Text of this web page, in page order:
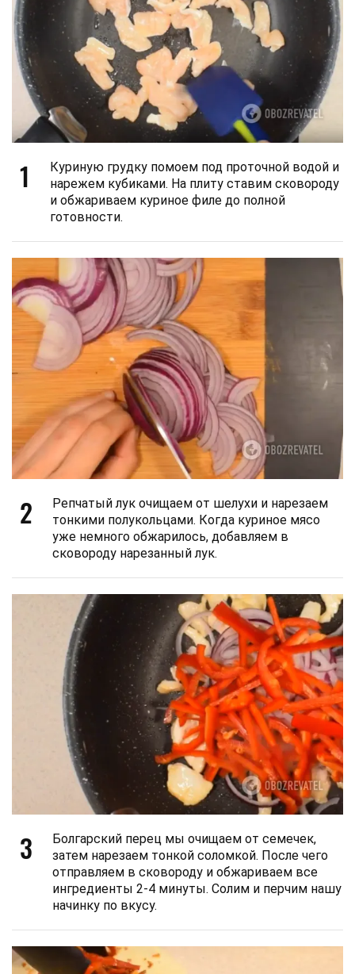
1
Куриную грудку помоем под проточной водой и
нарежем кубиками. На плиту ставим сковороду
и обжариваем куриное филе до полной
готовности.
2
Репчатый лук очищаем от шелухи и нарезаем
тонкими полукольцами. Когда куриное мясо
уже немного обжарилось, добавляем в
сковороду нарезанный лук.
3
Болгарский перец мы очищаем от семечек,
затем нарезаем тонкой соломкой. После чего
отправляем в сковороду и обжариваем все
ингредиенты 2-4 минуты. Солим и перчим нашу
начинку по вкусу.